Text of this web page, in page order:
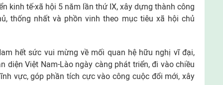
kinh tế-xã hội 5 năm lần thứ IX, xây dựng thành công
thống nhất và phồn vinh theo mục tiêu xã hội chủ
hết sức vui mừng về mối quan hệ hữu nghị vĩ đại,
diện Việt Nam-Lào ngày càng phát triển, đi vào chiều
vực, góp phần tích cực vào công cuộc đổi mới, xây